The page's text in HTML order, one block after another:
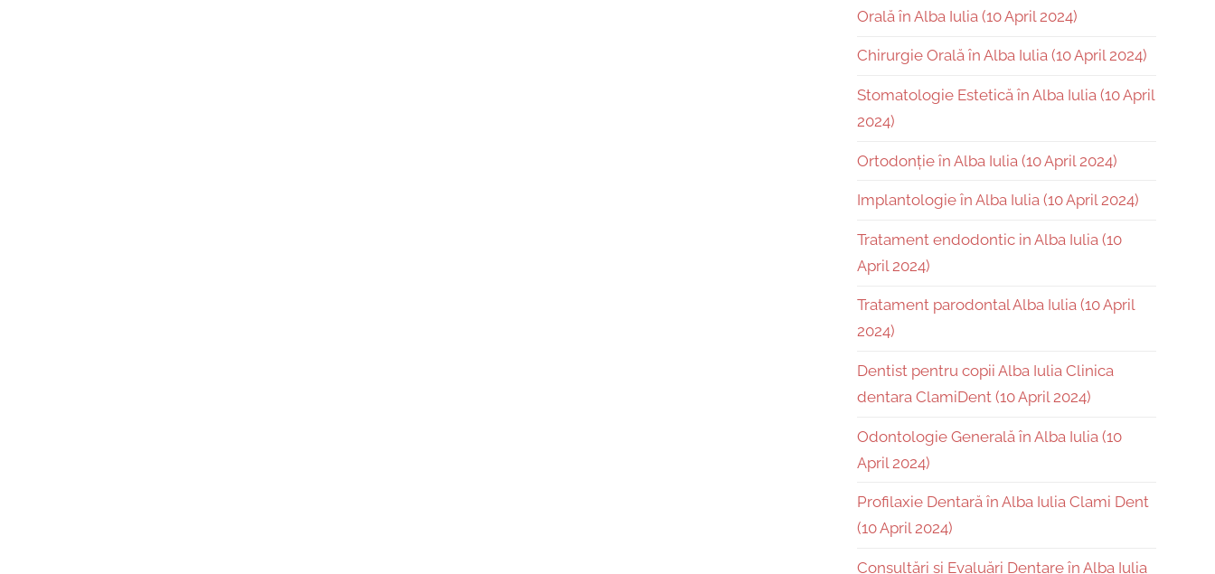
Orală în Alba Iulia (10 April 2024)
Chirurgie Orală în Alba Iulia (10 April 2024)
Stomatologie Estetică în Alba Iulia (10 April
2024)
Ortodonție în Alba Iulia (10 April 2024)
Implantologie în Alba Iulia (10 April 2024)
Tratament endodontic in Alba Iulia (10
April 2024)
Tratament parodontal Alba Iulia (10 April
2024)
Dentist pentru copii Alba Iulia Clinica
dentara ClamiDent (10 April 2024)
Odontologie Generală în Alba Iulia (10
April 2024)
Profilaxie Dentară în Alba Iulia Clami Dent
(10 April 2024)
Consultări și Evaluări Dentare în Alba Iulia